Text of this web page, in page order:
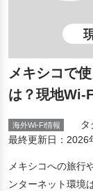
メキシコで
は？現地Wi-
海外Wi-Fi情報 タ
最終更新日： 2026
メキシコへの旅行
ンターネット環境